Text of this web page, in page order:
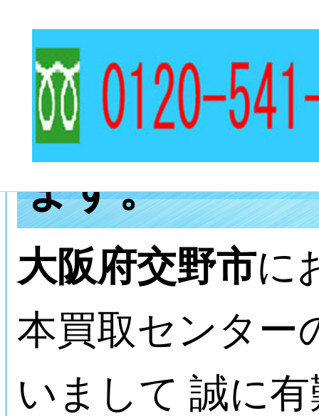
日本美術 西
など書籍の
ます。
大阪府交野市に
本買取センター
いまして 誠に